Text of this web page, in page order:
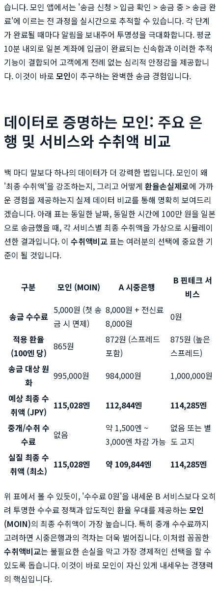
습니다. 모인 앱에서는 '송금 신청 > 입금 확인 > 송금 중 > 송금 완
료'에 이르는 전 과정을 실시간으로 추적할 수 있습니다. 각 단계
가 완료될 때마다 알림을 보내주어 투명성을 극대화합니다. 평균
10분 내외로 일본 계좌에 입금이 완료되는 신속함과 이러한 추적
기능이 결합되어 고객에게 전례 없는 심리적 안정감을 제공합니
다. 이것이 바로 모인이 추구하는 완벽한 송금 경험입니다.
데이터로 증명하는 모인: 주요 은
행 및 서비스와 수취액 비교
백 마디 말보다 하나의 데이터가 더 강력한 법입니다. 모인이 왜
'최종 수취액'을 강조하는지, 그리고 어떻게 환율손실제로에 가까
운 경험을 제공하는지 실제 데이터 비교를 통해 명확히 보여드리
겠습니다. 아래 표는 동일한 날짜, 동일한 시간에 100만 원을 일본
으로 송금했을 때, 각 서비스별 최종 수취액을 가상으로 시뮬레이
션한 결과입니다. 이 수취액비교표는 여러분의 선택에 중요한 기
준이 될 것입니다.
구분 모인 (MOIN) A 시중은행
B 핀테크 서
비스
송금 수수료
5,000원 (첫 송
금 시 면제)
8,000원 + 전신료
8,000원
0원
적용 환율
(100엔 당)
865원
872원 (스프레드
포함)
875원 (높은
스프레드)
송금 대상 원
화
995,000원 984,000원
1,000,000원
예상 최종 수
취액 (JPY)
115,028엔 112,844엔
114,285엔
중개/수취 수
수료
없음
약 1,500엔 ~
3,000엔 차감 가능
없음 또는 별
도 고지
실질 최종 수
취액 (최소)
115,028엔 약 109,844엔 114,285엔
위 표에서 볼 수 있듯이, '수수료 0원'을 내세운 B 서비스보다 오히
려 투명한 수수료 정책과 압도적인 환율 우대를 제공하는 모인
(MOIN)의 최종 수취액이 가장 높습니다. 특히 중개 수수료까지
고려하면 시중은행과의 격차는 더욱 벌어집니다. 이처럼 꼼꼼한
수취액비교는 불필요한 손실을 막고 가장 경제적인 선택을 할 수
있도록 돕습니다. 이것이 바로 모인이 자신 있게 내세우는 경쟁력
의 핵심입니다.